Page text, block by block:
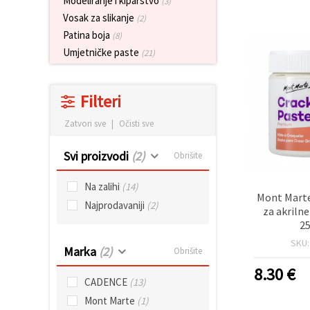
Vosak za slikanje (2)
Patina boja (8)
Umjetničke paste (21)
Filteri
Zatvori sve | Očisti sve
Svi proizvodi (2) Obrišite
Na zalihi (14)
Najprodavaniji (2)
Marka (2) Obrišite
CADENCE (13)
Mont Marte (1)
Mont
za
SKU:
8.30€